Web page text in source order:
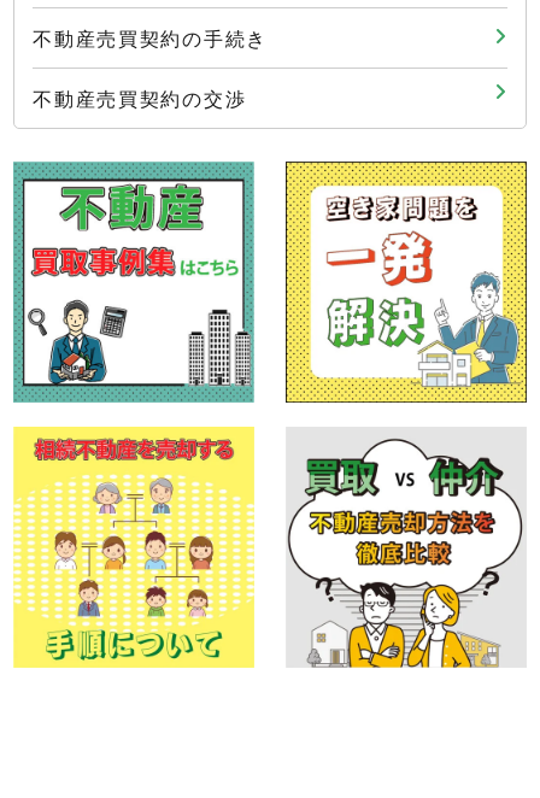
不動産売買契約の手続き
不動産売買契約の交渉